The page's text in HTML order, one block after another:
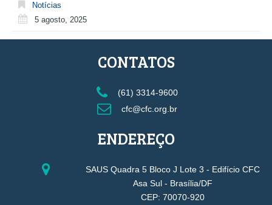
Notícias
5 agosto, 2025
CONTATOS
(61) 3314-9600
cfc@cfc.org.br
ENDEREÇO
SAUS Quadra 5 Bloco J Lote 3 - Edifício CFC
Asa Sul - Brasília/DF
CEP: 70070-920